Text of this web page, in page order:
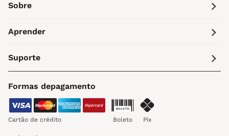
Sobre
Aprender
Suporte
Formas depagamento
Cartão de crédito Boleto Pix